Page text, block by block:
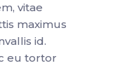
vitae
maximus
id.
eu tortor